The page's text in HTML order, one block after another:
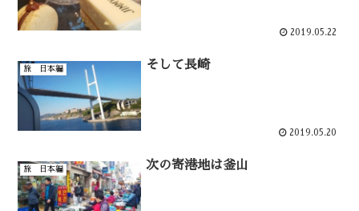
2019.05.22
旅 日本編 そして長崎
2019.05.20
旅 日本編 次の寄港地は釜山